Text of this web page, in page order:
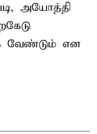
அயோத்தி
வேண்டும் என